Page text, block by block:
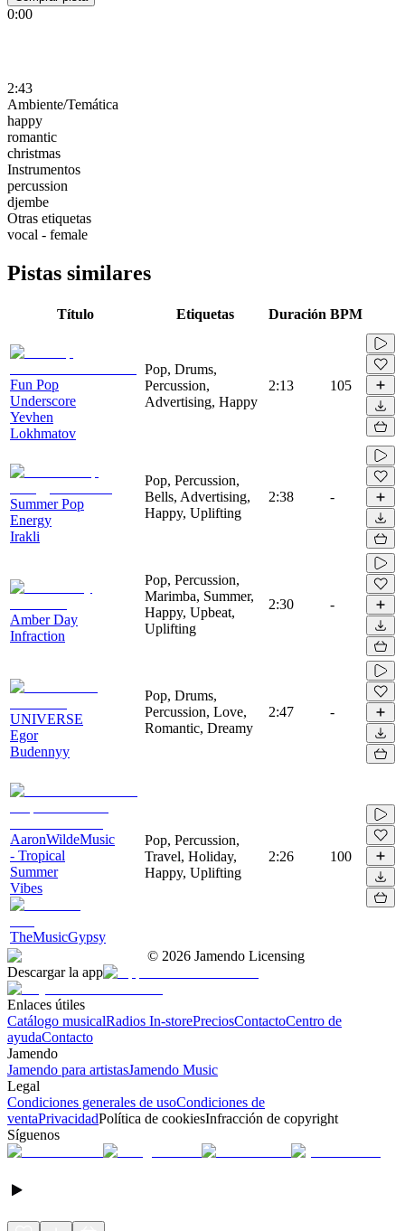
0:00
2:43
Ambiente/Temática
happy
romantic
christmas
Instrumentos
percussion
djembe
Otras etiquetas
vocal - female
Pistas similares
Título Etiquetas Duración BPM
Fun Pop
Underscore
Yevhen
Lokhmatov
Pop, Drums,
Percussion,
Advertising, Happy
2:13 105
Summer Pop
Energy
Irakli
Pop, Percussion,
Bells, Advertising,
Happy, Uplifting
2:38 -
Amber Day
Infraction
Pop, Percussion,
Marimba, Summer,
Happy, Upbeat,
Uplifting
2:30 -
UNIVERSE
Egor
Budennyy
Pop, Drums,
Percussion, Love,
Romantic, Dreamy
2:47 -
AaronWildeMusic
- Tropical
Summer
Vibes
TheMusicGypsy
Pop, Percussion,
Travel, Holiday,
Happy, Uplifting
2:26 100
© 2026 Jamendo Licensing
Descargar la app
Enlaces útiles
Catálogo musicalRadios In-storePreciosContactoCentro de
ayudaContacto
Jamendo
Jamendo para artistasJamendo Music
Legal
Condiciones generales de usoCondiciones de
ventaPrivacidadPolítica de cookiesInfracción de copyright
Síguenos